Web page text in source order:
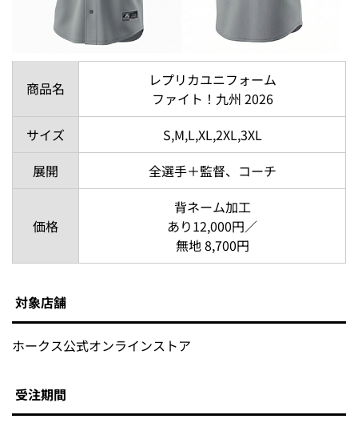
商品名
レプリカユニフォーム
ファイト！九州 2026
サイズ
S,M,L,XL,2XL,3XL
展開
全選手＋監督、コーチ
価格
背ネーム加工
あり12,000円／
無地 8,700円
対象店舗
ホークス公式オンラインストア
受注期間